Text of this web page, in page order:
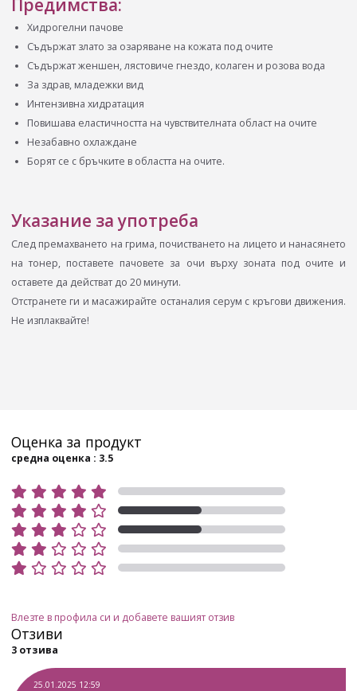
Предимства:
Хидрогелни пачове
Съдържат злато за озаряване на кожата под очите
Съдържат женшен, лястовиче гнездо, колаген и розова вода
За здрав, младежки вид
Интензивна хидратация
Повишава еластичността на чувствителната област на очите
Незабавно охлаждане
Борят се с бръчките в областта на очите.
Указание за употреба
След премахването на грима, почистването на лицето и нанасянето
на тонер, поставете пачовете за очи върху зоната под очите и
оставете да действат до 20 минути.
Отстранете ги и масажирайте останалия серум с кръгови движения.
Не изплаквайте!
Отзиви
3 отзива
25.01.2025 12:59
Оценка за продукт
средна оценка : 3.5
Влезте в профила си и добавете вашият отзив